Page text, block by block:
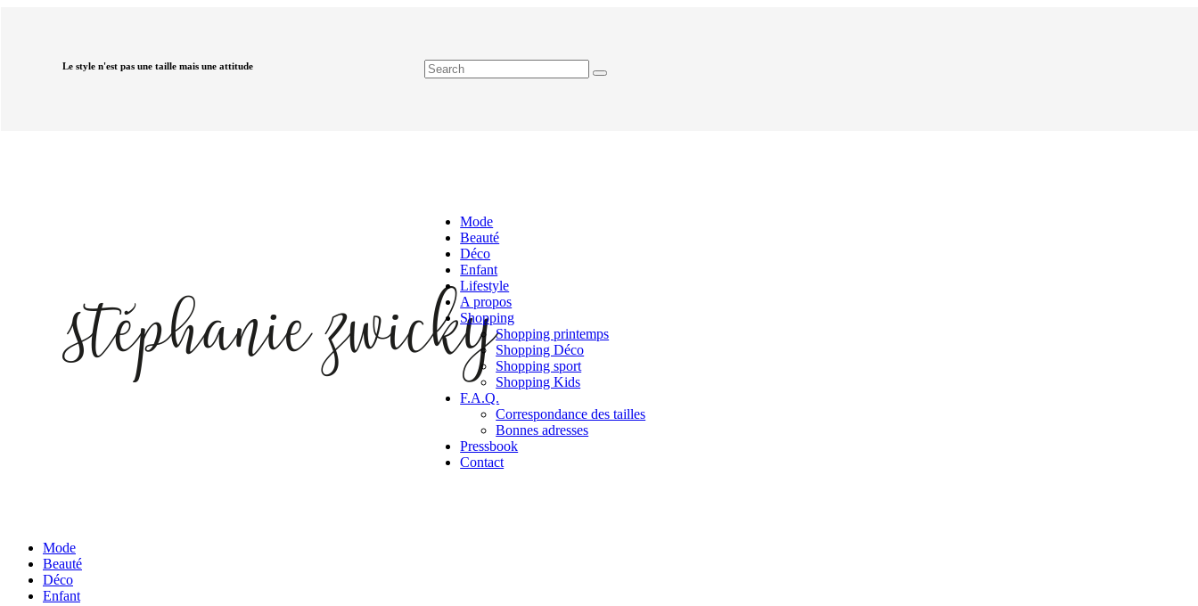
Le style n'est pas une taille mais une attitude
Mode
Beauté
Déco
Enfant
Lifestyle
A propos
Shopping
Shopping printemps
Shopping Déco
Shopping sport
Shopping Kids
F.A.Q.
Correspondance des tailles
Bonnes adresses
Pressbook
Contact
Mode
Beauté
Déco
Enfant